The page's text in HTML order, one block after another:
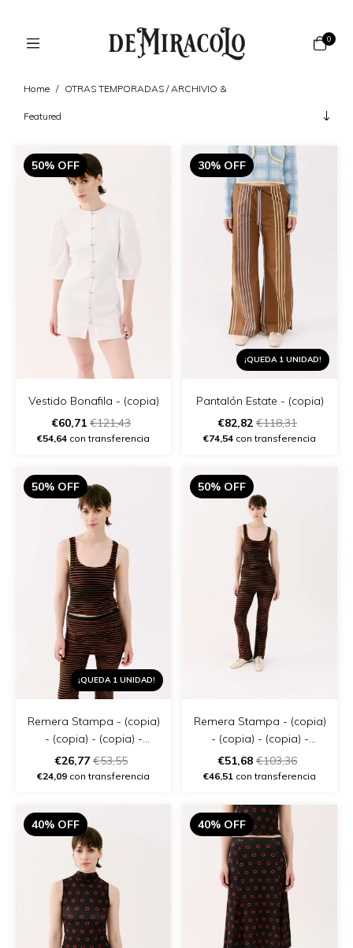
0
Home / OTRAS TEMPORADAS / ARCHIVIO &
50% OFF
Vestido Bonafila - (copia)
€60,71 €121,43
€54,64 con transferencia
30% OFF
¡QUEDA 1 UNIDAD!
Pantalón Estate - (copia)
€82,82 €118,31
€74,54 con transferencia
50% OFF
¡QUEDA 1 UNIDAD!
Remera Stampa - (copia)
- (copia) - (copia) -
(copia) - (copia) - (copia)
€26,77 €53,55
€24,09 con transferencia
50% OFF
Remera Stampa - (copia)
- (copia) - (copia) -
(copia) - (copia) - (copia)
- (copia)
€51,68 €103,36
€46,51 con transferencia
40% OFF 40% OFF